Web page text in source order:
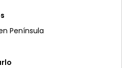
Península